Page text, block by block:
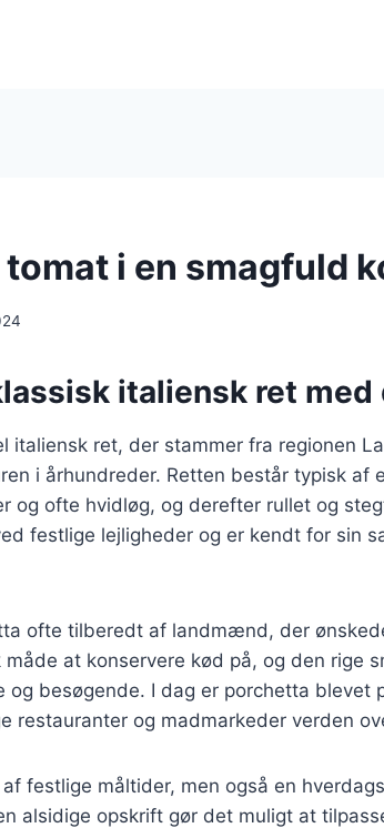
i en smagfuld
italiensk ret
italiensk ret, der stammer fra regionen
i århundreder. Retten består typisk af
og ofte hvidløg, og derefter rullet og
festlige lejligheder og er kendt for sin
ofte tilberedt af landmænd, der
at konservere kød på, og den rige
og besøgende. I dag er porchetta blevet
restauranter og madmarkeder verden
festlige måltider, men også en
alsidige opskrift gør det muligt at